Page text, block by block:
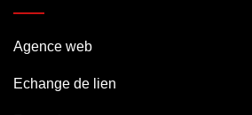
Agence web
Echange de lien